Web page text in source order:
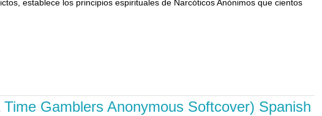
establece los principios espirituales de Narcóticos Anónimos que cientos
Gamblers Anonymous Softcover) Spanish